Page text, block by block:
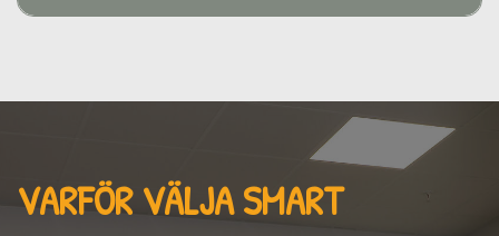
VARFÖR VÄLJA SMART